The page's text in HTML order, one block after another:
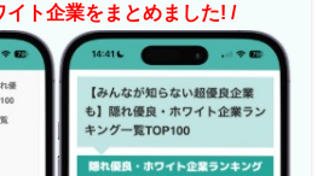
イト企業をまとめました! /